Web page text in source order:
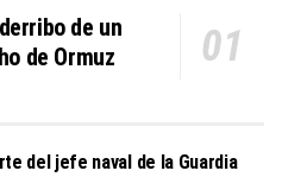
de un
de Ormuz
del jefe naval de la Guardia